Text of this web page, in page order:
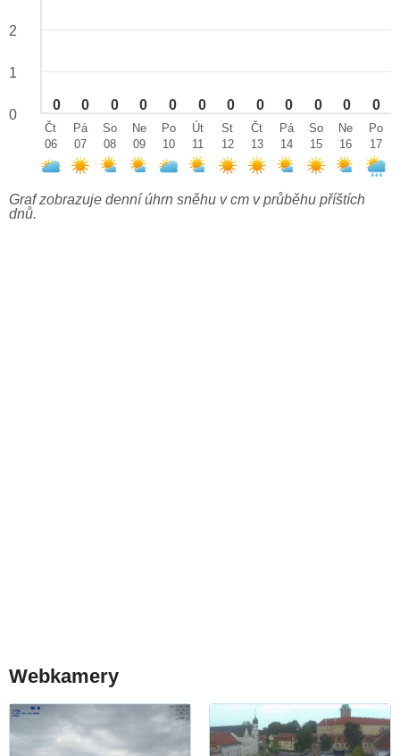
0 0 0 0 0 0 0 0 0 0 0 0
2
1
0
Čt
06
Pá
07
So
08
Ne
09
Po
10
Út
11
St
12
Čt
13
Pá
14
So
15
Ne
16
Po
17
Graf zobrazuje denní úhrn sněhu v cm v průběhu příštích
dnů.
Webkamery